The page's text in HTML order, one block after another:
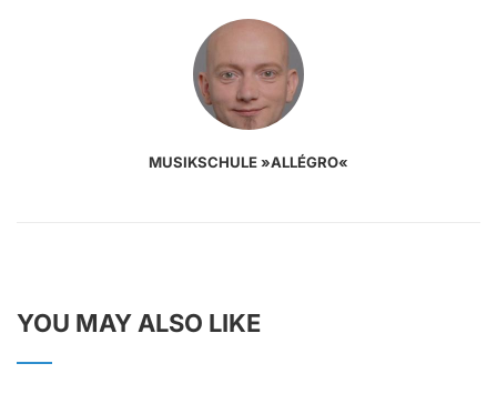
MUSIKSCHULE »ALLÉGRO«
YOU MAY ALSO LIKE